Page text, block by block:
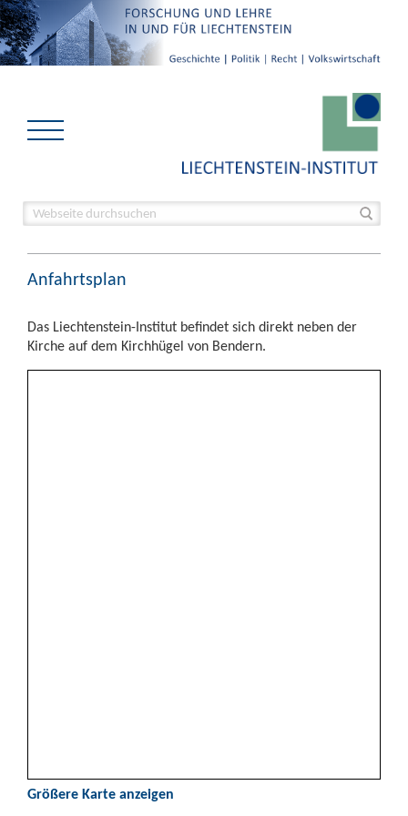
Anfahrtsplan
Das Liechtenstein-Institut befindet sich direkt neben der
Kirche auf dem Kirchhügel von Bendern.
Größere Karte anzeigen